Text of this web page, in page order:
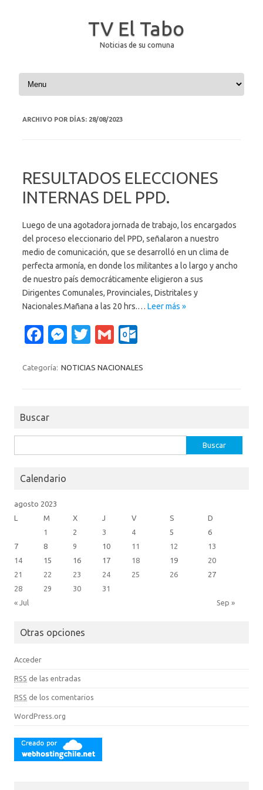
TV El Tabo
Noticias de su comuna
Saltar al contenido
ARCHIVO POR DÍAS: 28/08/2023
RESULTADOS ELECCIONES
INTERNAS DEL PPD.
Luego de una agotadora jornada de trabajo, los encargados
del proceso eleccionario del PPD, señalaron a nuestro
medio de comunicación, que se desarrolló en un clima de
perfecta armonía, en donde los militantes a lo largo y ancho
de nuestro país democráticamente eligieron a sus
Dirigentes Comunales, Provinciales, Distritales y
Nacionales.Mañana a las 20 hrs.… Leer más »
Fa
e
M
se
T
it
G
ail lo
Categoría: NOTICIAS NACIONALES
Buscar
Calendario
agosto 2023
L
M X J V S D
« Jul Sep »
1 2 3 4 5
6
7
8 9 10 11 12
13
14
15 16 17 18 19
20
21
22 23 24 25 26
27
28
29 30 31
Otras opciones
Acceder
RSS de las entradas
RSS de los comentarios
WordPress.org